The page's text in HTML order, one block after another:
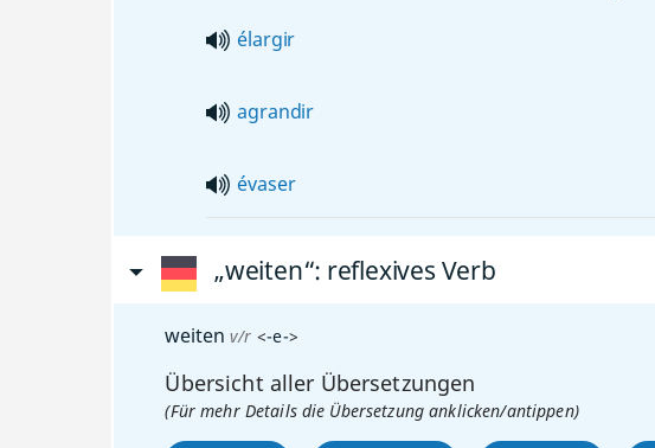
élargir
agrandir
évaser
„weiten“: reflexives Verb
weiten v/r <-e->
Übersicht aller Übersetzungen
(Für mehr Details die Übersetzung anklicken/antippen)